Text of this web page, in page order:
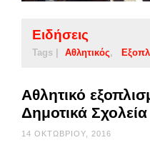
Ειδήσεις
Tags | Αθλητικός
Αθλητικό
Δημοτικά Σχολεία
14 ΟΚΤΩΒΡΊΟΥ, 2016